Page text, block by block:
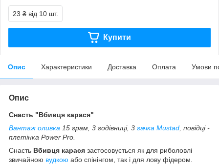
23 ₴ від 10 шт.
Купити
Опис Характеристики Доставка Оплата Умови
Опис
Снасть "Вбивця карася"
Вантаж оливка 15 грам, 3 годівниці, 3 гачка Mustad , повідці -
плетінка Power Pro.
Снасть Вбивця карася застосовується як для риболовлі
звичайною вудкою або спінінгом, так і для лову фідером.